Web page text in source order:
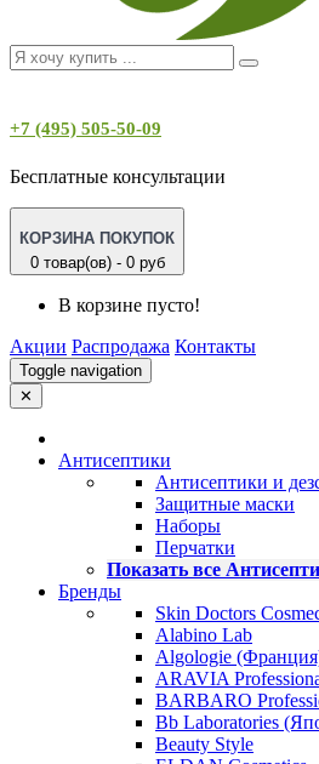
+7 (495) 505-50-09
Бесплатные консультации
КОРЗИНА ПОКУПОК
0 товар(ов) - 0 руб
В корзине пусто!
Акции Распродажа Контакты
Toggle navigation
✕
Антисептики
Антисептики и
Защитные маски
Наборы
Перчатки
Показать все
Бренды
Skin Doctors
Alabino Lab
Algologie
ARAVIA
BARBARO
Bb Laboratories
Beauty Style